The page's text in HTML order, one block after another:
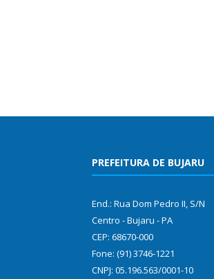
PREFEITURA DE BUJARU
End.: Rua Dom Pedro II, S/N
Centro - Bujaru - PA
CEP: 68670-000
Fone: (91) 3746-1221
CNPJ: 05.196.563/0001-10